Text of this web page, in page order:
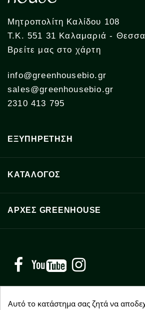
Μητροπολίτη Καλίδου 108
Τ.Κ. 551 31 Καλαμαριά -
Βρείτε μας στο χάρτη
info@greenhousebio.gr
sales@greenhousebio.gr
2310 413 795
ΕΞΥΠΗΡΕΤΗΣΗ
ΚΑΤΑΛΟΓΟΣ
ΑΡΧΈΣ GREENHOUSE
Facebook YouTube
Αυτό το κατάστημα σας ζητά να